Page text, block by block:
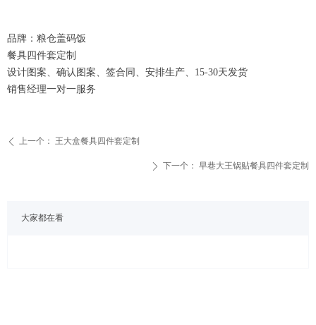
大家都在看
ꄴ 上一个： 王大盒餐具四件套定制
ꄲ 下一个： 早巷大王锅贴餐具四件套定制
品牌：粮仓盖码饭
餐具四件套定制
设计图案、确认图案、签合同、安排生产、15-30天发货
销售经理一对一服务